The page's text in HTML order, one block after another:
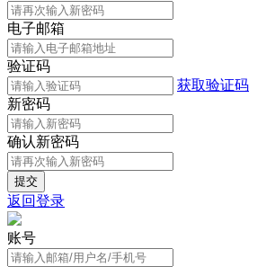
电子邮箱
验证码
获取验证码
新密码
确认新密码
返回登录
账号